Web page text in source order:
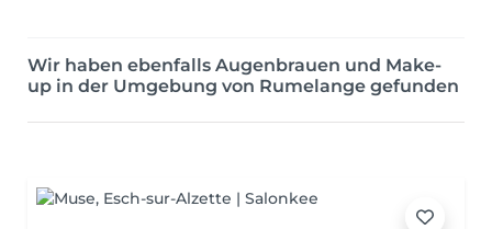
Wir haben ebenfalls Augenbrauen und Make-
up in der Umgebung von Rumelange gefunden